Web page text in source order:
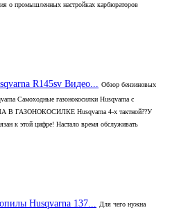
о промышленных настройках карбюраторов
R145sv Видео... Обзор бензиновых
Самоходные газонокосилки Husqvarna с
В ГАЗОНОКОСИЛКЕ Husqvarna 4-х тактной??У
к этой цифре! Настало время обслуживать
Husqvarna 137... Для чего нужна